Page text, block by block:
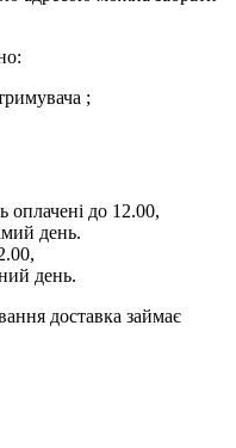
;
оплачені до 12.00,
день.
день.
доставка займає